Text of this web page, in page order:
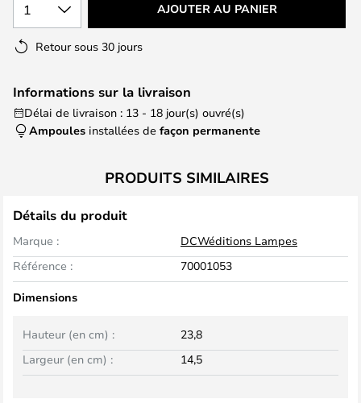
1 AJOUTER AU PANIER
Retour sous 30 jours
Informations sur la livraison
Délai de livraison : 13 - 18 jour(s) ouvré(s)
Ampoules installées de façon permanente
PRODUITS SIMILAIRES
Détails du produit
Marque :
DCWéditions Lampes
Référence :
70001053
Dimensions
Largeur (en cm) : 14,5
Hauteur (en cm) : 23,8